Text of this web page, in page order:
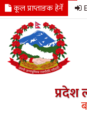
कूल प्राप्ताङक हेर्ने